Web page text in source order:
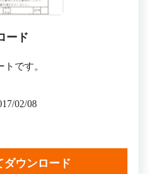
ード
です。
02/08
ダウンロード